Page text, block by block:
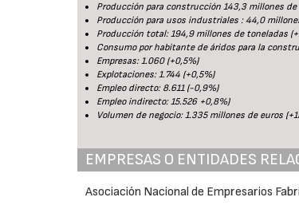
Producción para construcción 143,3 millones de
Producción para usos industriales : 44,0
Producción total: 194,9 millones de toneladas
Consumo por habitante de áridos para la
Empresas: 1.060 (+0,5%)
Explotaciones: 1.744 (+0,5%)
Empleo directo: 8.611 (-0,9%)
Empleo indirecto: 15.526 +0,8%)
Volumen de negocio: 1.335 millones de euros
EMPRESAS O ENTIDADES
Asociación Nacional de Empresarios